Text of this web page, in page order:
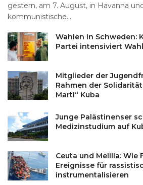
gestern, am 7. August, in Havanna
kommunistische...
Wahlen in Schweden:
Partei intensiviert
Mitglieder der
Rahmen der
Martí“ Kuba
Junge Palästinenser
Medizinstudium auf
Ceuta und Melilla: Wie
Ereignisse für
instrumentalisieren